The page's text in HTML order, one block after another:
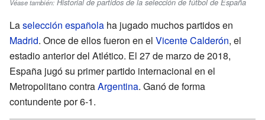
Véase también: Historial de partidos de la selección de fútbol de España
Laselección española ha jugado muchos partidos en
Madrid. Once de ellos fueron en el Vicente Calderón, el
estadio anterior del Atlético. El 27 de marzo de 2018,
España jugó su primer partido internacional en el
Metropolitano contraArgentina. Ganó de forma
contundente por 6-1.